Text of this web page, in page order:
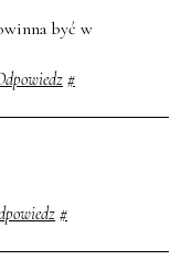
być w
#
#